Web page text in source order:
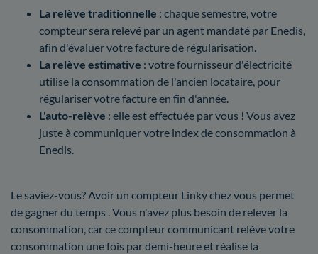
La relève traditionnelle : chaque semestre, votre
compteur sera relevé par un agent mandaté par Enedis,
afin d'évaluer votre facture de régularisation.
La relève estimative : votre fournisseur d'électricité
utilise la consommation de l'ancien locataire, pour
régulariser votre facture en fin d'année.
L'auto-relève : elle est effectuée par vous ! Vous avez
juste à communiquer votre index de consommation à
Enedis.
Le saviez-vous? Avoir un compteur Linky chez vous permet
de gagner du temps . Vous n'avez plus besoin de relever la
consommation, car ce compteur communicant relève votre
consommation une fois par demi-heure et réalise la